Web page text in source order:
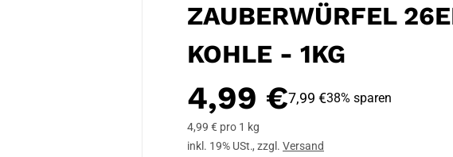
ZAUBERWÜRFEL
KOHLE - 1KG
4,99 €7,99 €38% sparen
4,99 € pro 1 kg
inkl. 19% USt., zzgl. Versand